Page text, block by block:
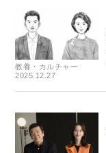
教養・カルチャー
2025.12.27